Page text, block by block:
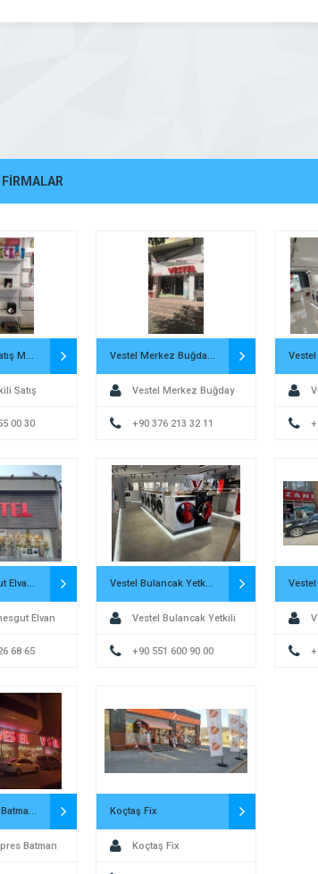
FİRMALAR
Vestel Yetkili Satış Mağazası Şahinoğulları Ticaret
Satış
00 30
Vestel Merkez Buğday Pazarı Yetkili Satış Mağazası – Selci DTM
Vestel Merkez Buğday
Pazarı Yetkili Satış
+90 376 213 32 11 Yetkili
Vestel Etimesgut Elvan Yetkili Satış Mağazası – İki Grup
Elvan
– İki
68 65
Vestel Bulancak Yetkili Satış Mağazası – Uzun DTM
Vestel Bulancak Yetkili
Satış Mağazası – Uzun DTM
+90 551 600 90 00 Ünal
Vestel Ekspres Batman Merkez Turgut Özal Yetkili Kurumsal Satış Mağazası
Batman
Koçtaş Fix
Koçtaş Fix